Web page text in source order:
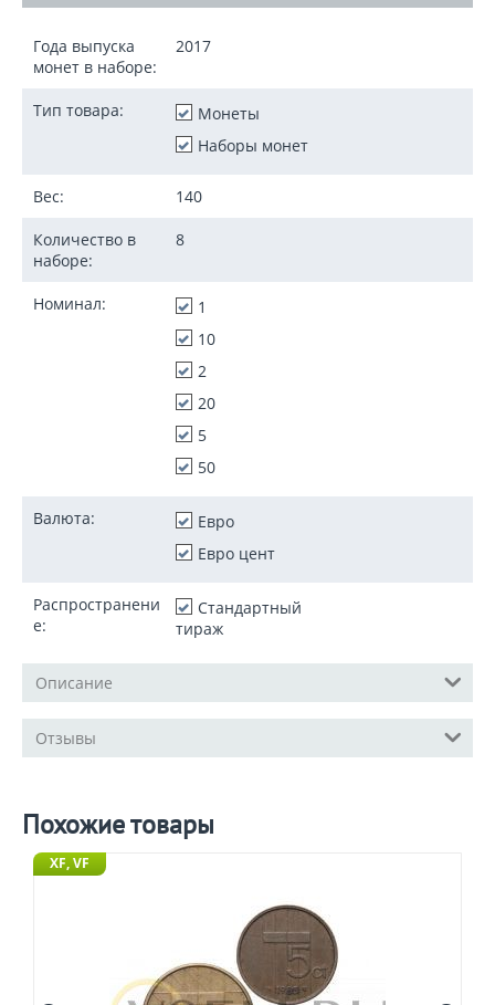
Года выпуска
монет в наборе:
2017
Тип товара:
Монеты
Наборы монет
Вес: 140
Количество в
наборе:
8
Номинал:
1
10
2
20
5
50
Валюта:
Евро
Евро цент
Распространени
е:
Стандартный
тираж
Описание
Отзывы
Похожие товары
XF, VF